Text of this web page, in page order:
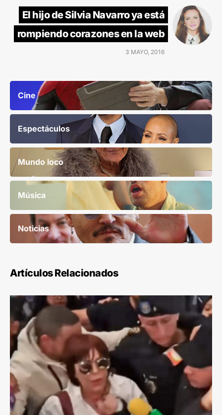
El hijo de Silvia Navarro ya está
rompiendo corazones en la web
3 MAYO, 2016
Cine
Espectáculos
Mundo loco
Música
Noticias
Artículos Relacionados